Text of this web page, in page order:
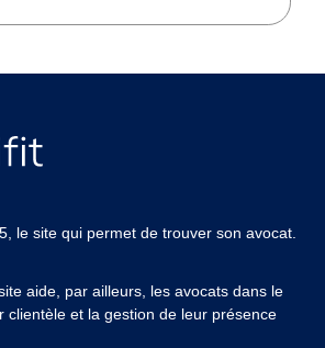
le site qui permet de trouver son avocat.
aide, par ailleurs, les avocats dans le
clientèle et la gestion de leur présence